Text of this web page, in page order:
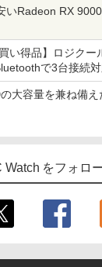
いRadeon RX
い得品】ロジク
で3台接続
大容量を兼ね備え
Watch をフォロ